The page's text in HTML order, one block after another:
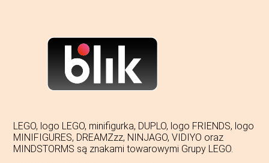
LEGO, logo LEGO, minifigurka, DUPLO, logo FRIENDS, logo
MINIFIGURES, DREAMZzz, NINJAGO, VIDIYO oraz
MINDSTORMS są znakami towarowymi Grupy LEGO.